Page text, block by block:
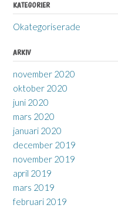
KATEGORIER
Okategoriserade
ARKIV
november 2020
oktober 2020
juni 2020
mars 2020
januari 2020
december 2019
november 2019
april 2019
mars 2019
februari 2019